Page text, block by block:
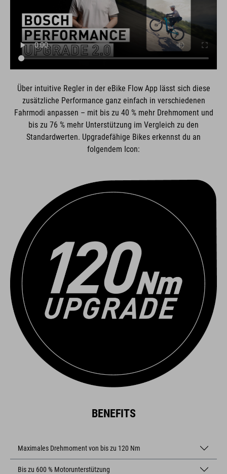
Über intuitive Regler in der eBike Flow App lässt sich diese
zusätzliche Performance ganz einfach in verschiedenen
Fahrmodi anpassen – mit bis zu 40 % mehr Drehmoment und
bis zu 76 % mehr Unterstützung im Vergleich zu den
Standardwerten. Upgradefähige Bikes erkennst du an
folgendem Icon:
BENEFITS
Maximales Drehmoment von bis zu 120 Nm
Bis zu 600 % Motorunterstützung